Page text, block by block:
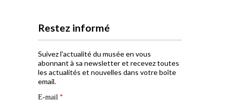
Restez informé
Suivez l'actualité du musée en vous
abonnant à sa newsletter et recevez toutes
les actualités et nouvelles dans votre boîte
email.
E-mail *